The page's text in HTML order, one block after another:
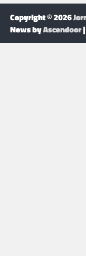
Copyright © 2026
News byAscendoor